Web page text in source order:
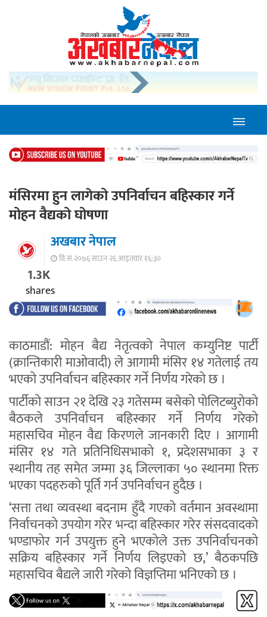
मंसिरमा हुन लागेको उपनिर्वाचन बहिस्कार गर्ने
मोहन वैद्यको घोषणा
अखबार नेपाल
वि.सं.२०७६ साउन २६ आइतवार १६:३०
1.3K
shares
काठमाडौं: मोहन बैद्य नेतृत्वको नेपाल कम्युनिष्ट पार्टी
(क्रान्तिकारी माओवादी) ले आगामी मंसिर १४ गतेलाई तय
भएको उपनिर्वाचन बहिस्कार गर्ने निर्णय गरेको छ ।
पार्टीको साउन २१ देखि २३ गतेसम्म बसेको पोलिटब्युरोको
बैठकले उपनिर्वाचन बहिस्कार गर्ने निर्णय गरेको
महासचिव मोहन वैद्य किरणले जानकारी दिए । आगामी
मंसिर १४ गते प्रतिनिधिसभाको १, प्रदेशसभाका ३ र
स्थानीय तह समेत जम्मा ३६ जिल्लाका ५० स्थानमा रिक्त
भएका पदहरुको पूर्ति गर्न उपनिर्वाचन हुदैछ ।
‘सत्ता तथा व्यवस्था बदनाम हुँदै गएको वर्तमान अवस्थामा
निर्वाचनको उपयोग गरेर भन्दा बहिस्कार गरेर संसदवादको
भण्डाफोर गर्न उपयुक्त हुने भएकोले उक्त उपनिर्वाचनको
सक्रिय बहिस्कार गर्ने निर्णय लिइएको छ,’ बैठकपछि
महासचिव बैद्यले जारी गरेको विज्ञप्तिमा भनिएको छ ।